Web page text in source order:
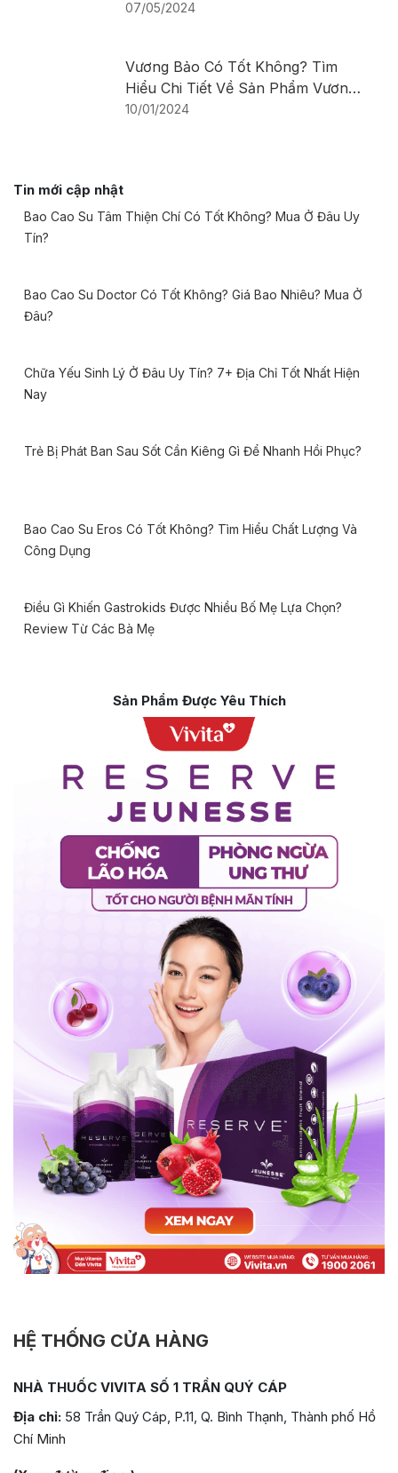
07/05/2024
Vương Bảo Có Tốt Không? Tìm
Hiểu Chi Tiết Về Sản Phẩm Vương
Bảo
10/01/2024
Tin mới cập nhật
Bao Cao Su Tâm Thiện Chí Có Tốt Không? Mua Ở Đâu Uy
Tín?
Bao Cao Su Doctor Có Tốt Không? Giá Bao Nhiêu? Mua Ở
Đâu?
Chữa Yếu Sinh Lý Ở Đâu Uy Tín? 7+ Địa Chỉ Tốt Nhất Hiện
Nay
Trẻ Bị Phát Ban Sau Sốt Cần Kiêng Gì Để Nhanh Hồi Phục?
Bao Cao Su Eros Có Tốt Không? Tìm Hiểu Chất Lượng Và
Công Dụng
Điều Gì Khiến Gastrokids Được Nhiều Bố Mẹ Lựa Chọn?
Review Từ Các Bà Mẹ
Sản Phẩm Được Yêu Thích
HỆ THỐNG CỬA HÀNG
NHÀ THUỐC VIVITA SỐ 1 TRẦN QUÝ CÁP
Địa chỉ: 58 Trần Quý Cáp, P.11, Q. Bình Thạnh, Thành phố Hồ
Chí Minh